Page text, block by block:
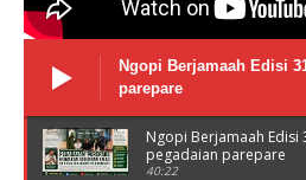
Ngopi Berjamaah Edisi
parepare
Ngopi Berjamaah Edisi
pegadaian parepare
40:22